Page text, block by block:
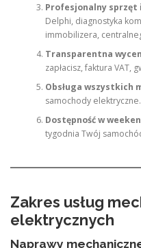
Profesjonalny sprzęt
Delphi, diagnostyka
immobilizera,
Transparentna
zapłacisz, faktura VAT,
Obsługa wszystkich
samochody elektryczne.
Dostępność w
tygodnia Twój
Zakres usług
elektrycznych
Naprawy